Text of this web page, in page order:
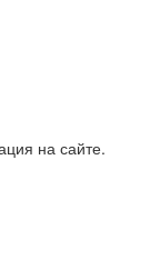
на сайте.